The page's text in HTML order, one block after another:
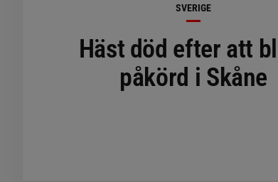
SVERIGE
Häst död efter att
påkörd i Skåne